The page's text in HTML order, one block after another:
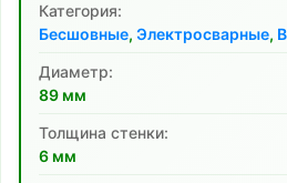
Категория:
Бесшовные, Электросварные,
Диаметр:
89 мм
Толщина стенки:
6 мм